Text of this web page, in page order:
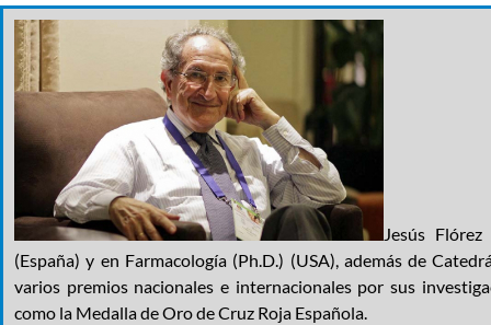
Jesús
(España) y en Farmacología (Ph.D.) (USA), además de
varios premios nacionales e internacionales por sus
como la Medalla de Oro de Cruz Roja Española.